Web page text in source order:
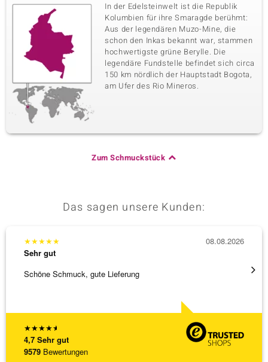
In der Edelsteinwelt ist die Republik
Kolumbien für ihre Smaragde berühmt:
Aus der legendären Muzo-Mine, die
schon den Inkas bekannt war, stammen
hochwertigste grüne Berylle. Die
legendäre Fundstelle befindet sich circa
150 km nördlich der Hauptstadt Bogota,
am Ufer des Rio Mineros.
Zum Schmuckstück
Das sagen unsere Kunden:
★★★★★
4,7 Sehr gut
9579 Bewertungen
★★★★★
Sehr gut
Schöne Schmuck, gute Lieferung
08.08.2026